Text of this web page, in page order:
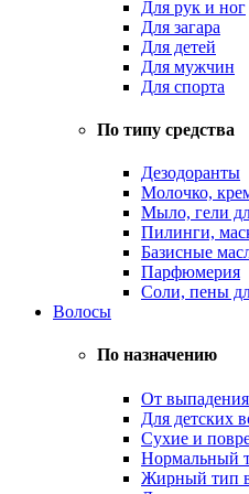
Для рук и ног
Для загара
Для детей
Для мужчин
Для спорта
По типу средства
Дезодоранты
Молочко,
Мыло, гели
Пилинги,
Базисные
Парфюмерия
Соли, пены
Волосы
По назначению
От
Для детских
Сухие и
Нормальный
Жирный тип